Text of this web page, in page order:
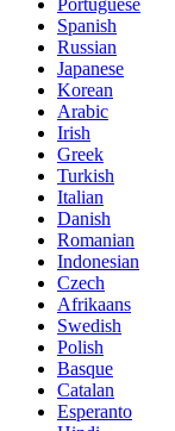
Spanish
Russian
Japanese
Korean
Arabic
Irish
Greek
Turkish
Italian
Danish
Romanian
Indonesian
Czech
Afrikaans
Swedish
Polish
Basque
Catalan
Esperanto